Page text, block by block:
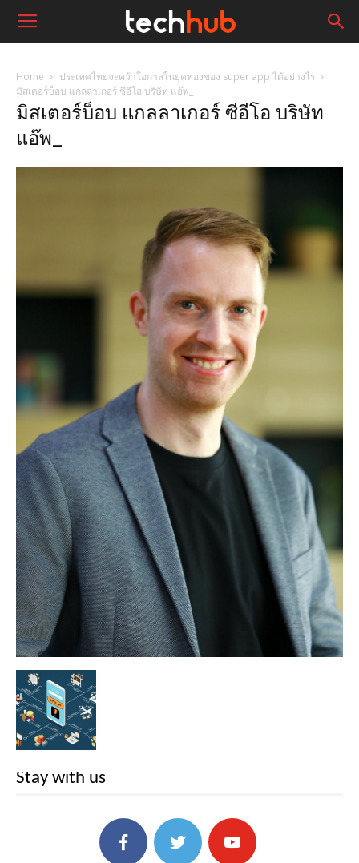
Home
ประเทศไทยจะคว้าโอกาสในยุคทองของ super app ได้อย่างไร
มิสเตอร์บ็อบ แกลลาเกอร์ ซีอีโอ บริษัท แอ๊พ_
มิสเตอร์บ็อบ แกลลาเกอร์ ซีอีโอ บริษัท
แอ๊พ_
Stay with us